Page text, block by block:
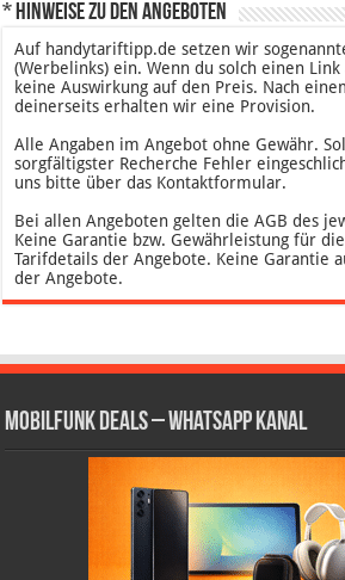
* Hinweise zu den Angeboten
Auf handytariftipp.de setzen wir
(Werbelinks) ein. Wenn du solch einen
keine Auswirkung auf den Preis. Nach
deinerseits erhalten wir eine Provision.
Alle Angaben im Angebot ohne Gewähr.
sorgfältigster Recherche Fehler
uns bitte über das Kontaktformular.
Bei allen Angeboten gelten die AGB des
Keine Garantie bzw. Gewährleistung für
Tarifdetails der Angebote. Keine Garantie
der Angebote.
Mobilfunk Deals – WhatsApp Kanal